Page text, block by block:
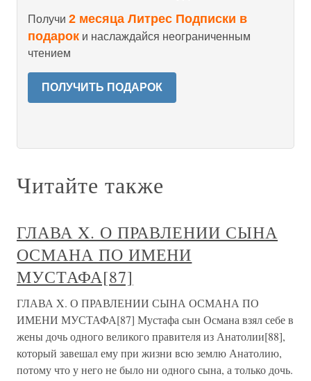
Получи 2 месяца Литрес Подписки в
подарок и наслаждайся неограниченным
чтением
ПОЛУЧИТЬ ПОДАРОК
Читайте также
ГЛАВА X. О ПРАВЛЕНИИ СЫНА
ОСМАНА ПО ИМЕНИ
МУСТАФА[87]
ГЛАВА X. О ПРАВЛЕНИИ СЫНА ОСМАНА ПО
ИМЕНИ МУСТАФА[87] Мустафа сын Османа взял себе в
жены дочь одного великого правителя из Анатолии[88],
который завешал ему при жизни всю землю Анатолию,
потому что у него не было ни одного сына, а только дочь.